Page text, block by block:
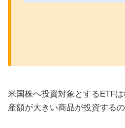
米国株へ投資対象とするETF
産額が大きい商品が投資する